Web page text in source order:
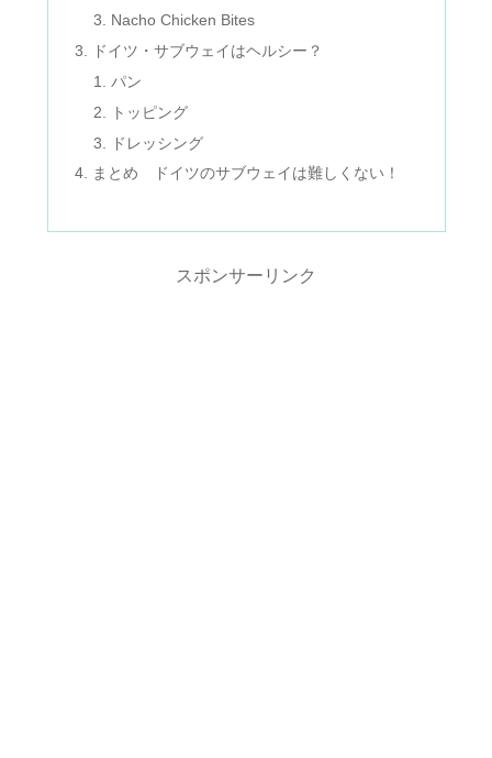
Nacho Chicken Bites
ドイツ・サブウェイはヘルシー？
パン
トッピング
ドレッシング
まとめ ドイツのサブウェイは難しくない！
スポンサーリンク